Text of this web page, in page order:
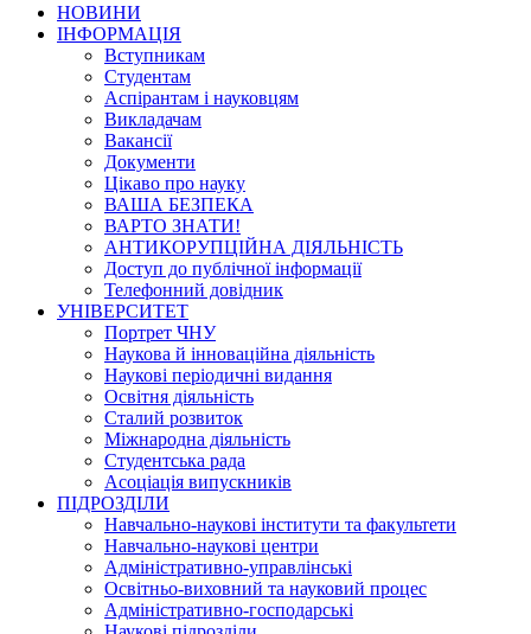
НОВИНИ
ІНФОРМАЦІЯ
Вступникам
Студентам
Аспірантам і науковцям
Викладачам
Вакансії
Документи
Цікаво про науку
ВАША БЕЗПЕКА
ВАРТО ЗНАТИ!
АНТИКОРУПЦІЙНА ДІЯЛЬНІСТЬ
Доступ до публічної інформації
Телефонний довідник
УНІВЕРСИТЕТ
Портрет ЧНУ
Наукова й інноваційна діяльність
Наукові періодичні видання
Освітня діяльність
Сталий розвиток
Міжнародна діяльність
Студентська рада
Асоціація випускників
ПІДРОЗДІЛИ
Навчально-наукові інститути та факультети
Навчально-наукові центри
Адміністративно-управлінські
Освітньо-виховний та науковий процес
Адміністративно-господарські